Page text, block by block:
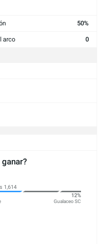
50%
arco 0
ganar?
1,614
12%
Gualaceo SC